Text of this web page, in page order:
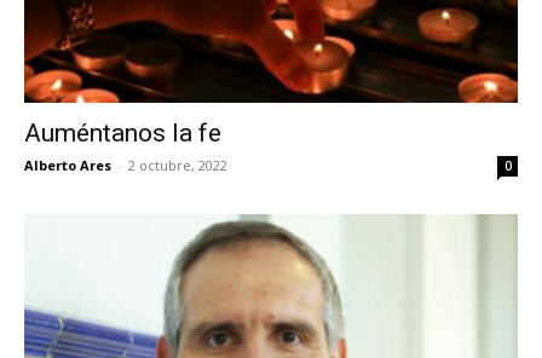
Auméntanos la fe
Alberto Ares - 2 octubre, 2022 0